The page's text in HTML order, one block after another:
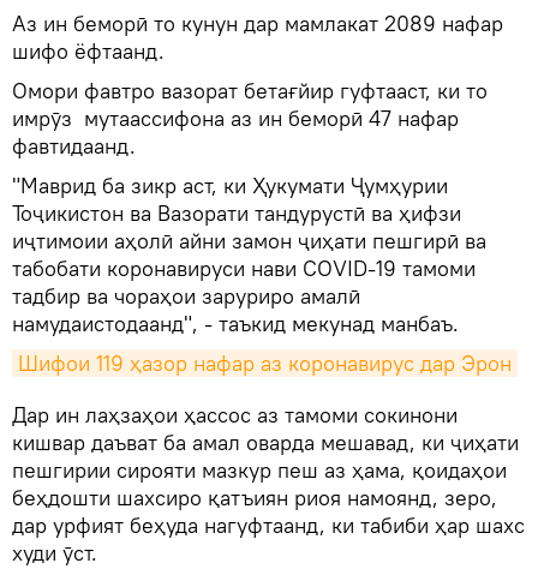
Аз ин беморӣ то кунун дар мамлакат 2089 нафар
шифо ёфтаанд.
Омори фавтро вазорат бетағйир гуфтааст, ки то
имрӯз мутаассифона аз ин беморӣ 47 нафар
фавтидаанд.
"Маврид ба зикр аст, ки Ҳукумати Ҷумҳурии
Тоҷикистон ва Вазорати тандурустӣ ва ҳифзи
иҷтимоии аҳолӣ айни замон ҷиҳати пешгирӣ ва
табобати коронавируси нави CОVID-19 тамоми
тадбир ва чораҳои заруриро амалӣ
намудаистодаанд", - таъкид мекунад манбаъ.
Шифои 119 ҳазор нафар аз коронавирус дар Эрон
Дар ин лаҳзаҳои ҳассос аз тамоми сокинони
кишвар даъват ба амал оварда мешавад, ки ҷиҳати
пешгирии сирояти мазкур пеш аз ҳама, қоидаҳои
беҳдошти шахсиро қатъиян риоя намоянд, зеро,
дар урфият беҳуда нагуфтаанд, ки табиби ҳар шахс
худи ӯст.